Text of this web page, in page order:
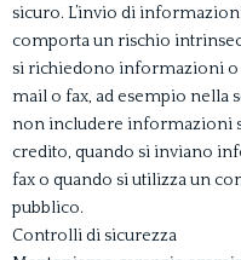
sicuro. L’invio di
comporta un rischio
si richiedono informazioni
mail o fax, ad esempio nella
non includere informazioni
credito, quando si inviano
fax o quando si utilizza un
pubblico.
Controlli di sicurezza